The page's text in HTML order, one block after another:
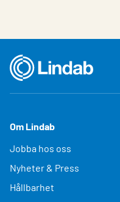
Om Lindab
Jobba hos oss
Nyheter & Press
Hållbarhet